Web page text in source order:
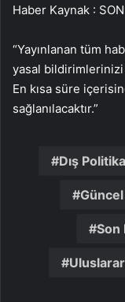
Haber Kaynak :
“Yayınlanan tüm
yasal
En kısa süre
sağlanılacaktır.”
Dış Politika
Güncel
Son